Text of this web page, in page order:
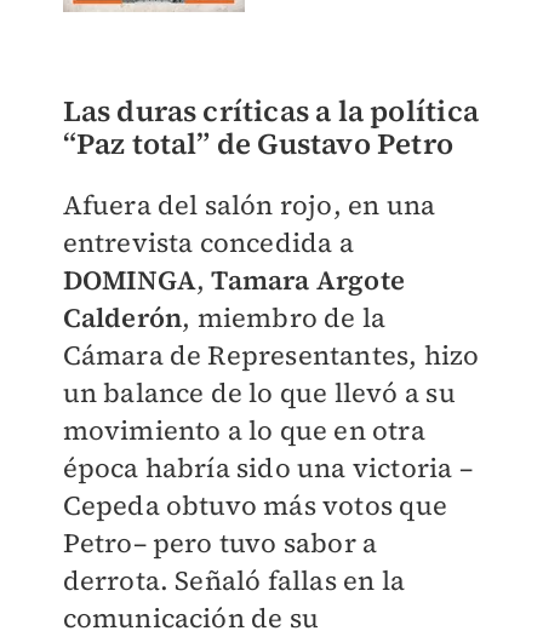
Las duras críticas a la política
“Paz total” de Gustavo Petro
Afuera del salón rojo, en una
entrevista concedida a
DOMINGA,Tamara Argote
Calderón, miembro de la
Cámara de Representantes, hizo
un balance de lo que llevó a su
movimiento a lo que en otra
época habría sido una victoria –
Cepeda obtuvo más votos que
Petro– pero tuvo sabor a
derrota. Señaló fallas en la
comunicación de su